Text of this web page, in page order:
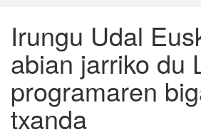
Irungu Udal
abian jarriko du
programaren
txanda